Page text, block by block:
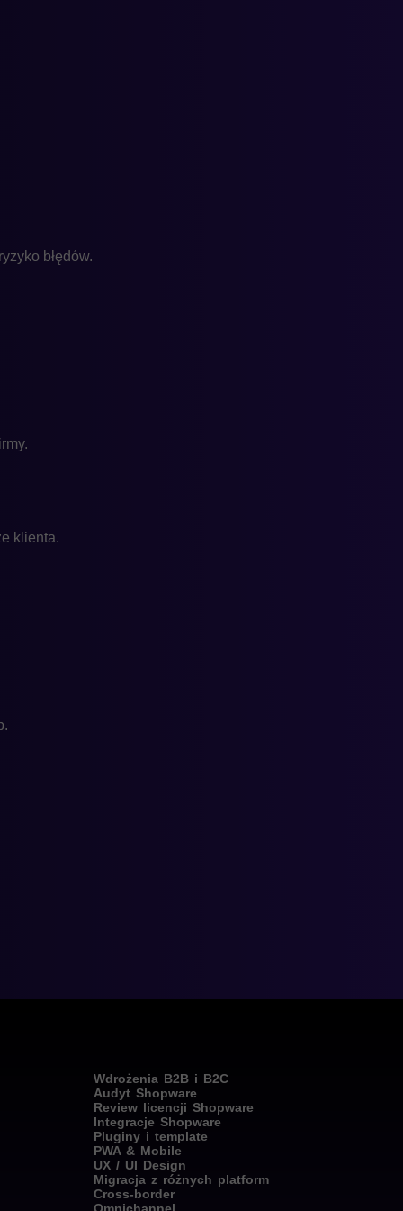
błędów.
klienta.
Wdrożenia B2B i B2C
Audyt Shopware
Review licencji Shopware
Integracje Shopware
Pluginy i template
PWA & Mobile
UX / UI Design
Migracja z różnych platform
Cross-border